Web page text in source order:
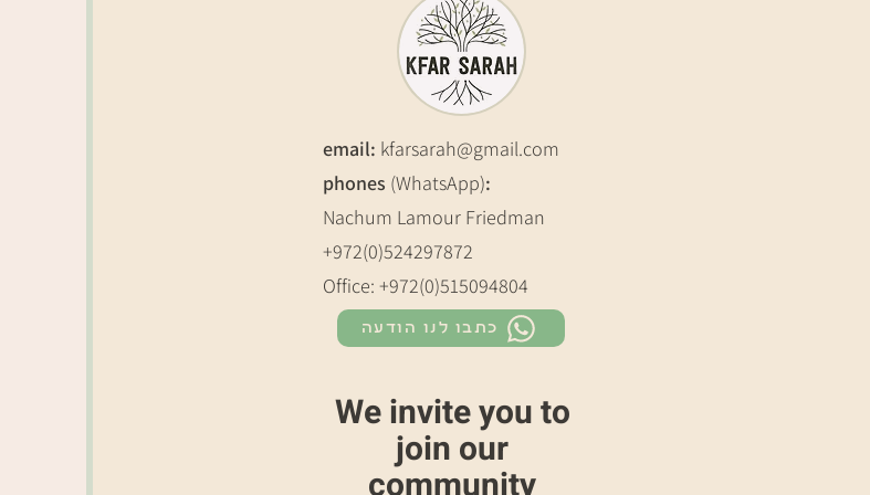
email: kfarsarah@gmail.com
phones (WhatsApp):
Nachum Lamour Friedman
+972(0)524297872
Office: +972(0)515094804
כתבו לנו הודעה
We invite you to
join our